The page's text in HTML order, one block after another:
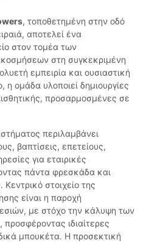
, τοποθετημένη στην οδό
αποτελεί ένα
στον τομέα των
στη συγκεκριμένη
εμπειρία και ουσιαστική
η ομάδα υλοποιεί δημιουργίες
προσαρμοσμένες σε
περιλαμβάνει
βαπτίσεις, επετείους,
για εταιρικές
πάντα φρεσκάδα και
στοιχείο της
είναι η παροχή
με στόχο την κάλυψη των
ιδιαίτερες
μπουκέτα. Η προσεκτική